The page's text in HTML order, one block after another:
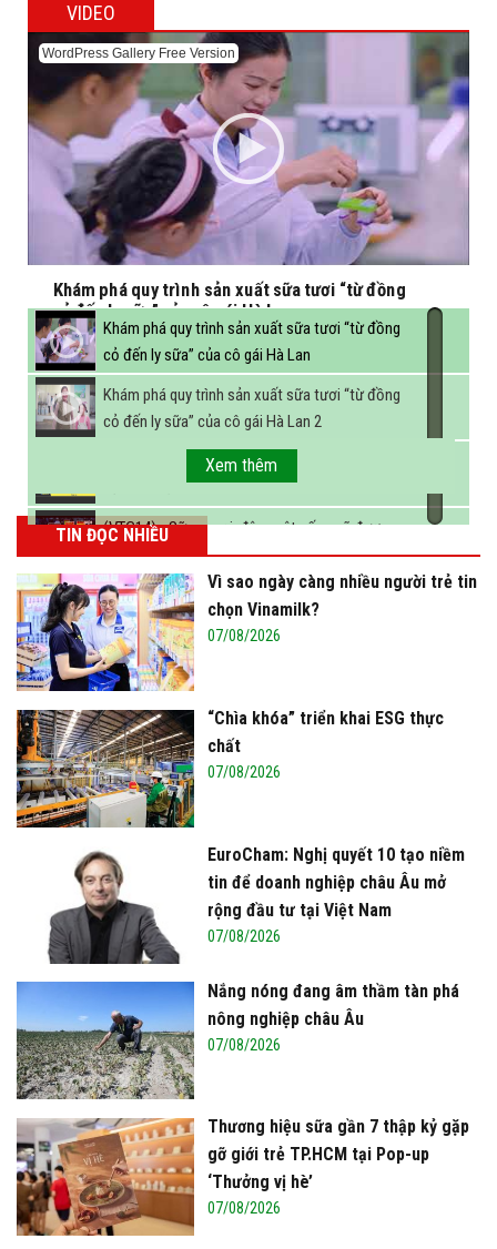
VIDEO
WordPress Gallery Free Version
Khám phá quy trình sản xuất sữa tươi “từ đồng
cỏ đến ly sữa” của cô gái Hà Lan
Khám phá quy trình sản xuất sữa tươi “từ đồng
cỏ đến ly sữa” của cô gái Hà Lan
Khám phá quy trình sản xuất sữa tươi “từ đồng
cỏ đến ly sữa” của cô gái Hà Lan 2
FBNC - Ngành sữa hướng tới mục tiêu 3,4 tỷ lít
sữa vào năm 2025
(VTC14) - Sữa ngoại, động vật sống sẽ được
miễn thuế nhập khẩu
Xem thêm
TIN ĐỌC NHIỀU
Vì sao ngày càng nhiều người trẻ tin
chọn Vinamilk?
07/08/2026
“Chìa khóa” triển khai ESG thực
chất
07/08/2026
EuroCham: Nghị quyết 10 tạo niềm
tin để doanh nghiệp châu Âu mở
rộng đầu tư tại Việt Nam
07/08/2026
Nắng nóng đang âm thầm tàn phá
nông nghiệp châu Âu
07/08/2026
Thương hiệu sữa gần 7 thập kỷ gặp
gỡ giới trẻ TP.HCM tại Pop-up
‘Thưởng vị hè’
07/08/2026